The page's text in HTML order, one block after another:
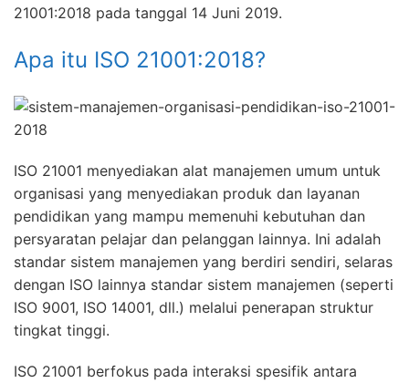
21001:2018 pada tanggal 14 Juni 2019.
Apa itu ISO 21001:2018?
ISO 21001 menyediakan alat manajemen umum untuk
organisasi yang menyediakan produk dan layanan
pendidikan yang mampu memenuhi kebutuhan dan
persyaratan pelajar dan pelanggan lainnya. Ini adalah
standar sistem manajemen yang berdiri sendiri, selaras
dengan ISO lainnya standar sistem manajemen (seperti
ISO 9001, ISO 14001, dll.) melalui penerapan struktur
tingkat tinggi.
ISO 21001 berfokus pada interaksi spesifik antara